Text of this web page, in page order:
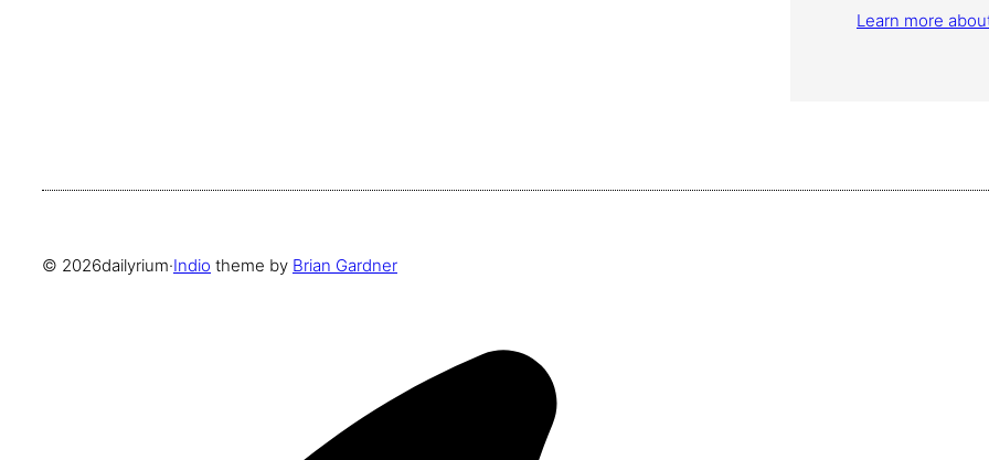
Learn more
© 2026dailyrium·Indio theme by Brian Gardner